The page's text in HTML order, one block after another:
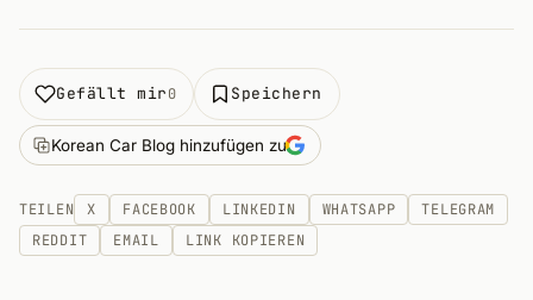
Gefällt mir0 Speichern
Korean Car Blog hinzufügen zu
TEILEN X FACEBOOK LINKEDIN WHATSAPP
TELEGRAM
REDDIT
EMAIL LINK KOPIEREN